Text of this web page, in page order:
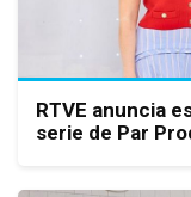
RTVE anuncia
serie de Par